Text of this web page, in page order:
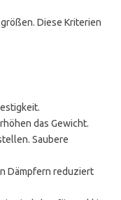
Diese Kriterien
das Gewicht.
Saubere
Dämpfern reduziert